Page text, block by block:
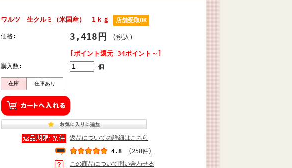
ワルツ 生クルミ（米国産） 1ｋｇ 店舗受取OK
価格: 3,418円 (税込)
[ポイント還元 34ポイント～]
購入数: 個
在庫 在庫あり
返品についての詳細はこちら
4.8
(258件)
この商品について問い合わせる